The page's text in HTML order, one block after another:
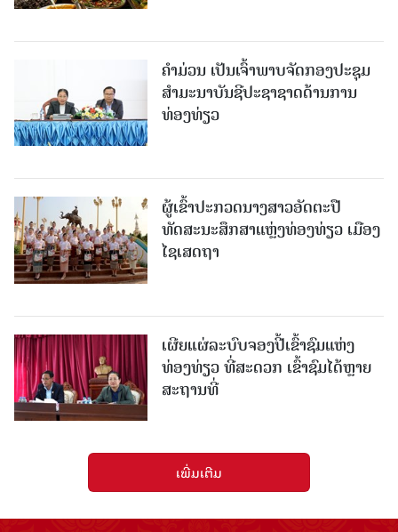
ຄໍາມ່ວນ ເປັນເຈົ້າພາບຈັດກອງປະຊຸມ
ສຳມະນາບັນຊີປະຊາຊາດດ້ານການ
ທ່ອງທ່ຽວ
ຜູ້ເຂົ້າປະກວດນາງສາວອັດຕະປື
ທັດສະນະສຶກສາແຫຼ່ງທ່ອງທ່ຽວ ເມືອງ
ໄຊເສດຖາ
ເຜີຍແຜ່ລະບົບຈອງປີ້ເຂົ້າຊົມແຫ່ງ
ທ່ອງທ່ຽວ ທີ່ສະດວກ ເຂົ້າຊົມໄດ້ຫຼາຍ
ສະຖານທີ່
ເພີ່ມເຕີມ